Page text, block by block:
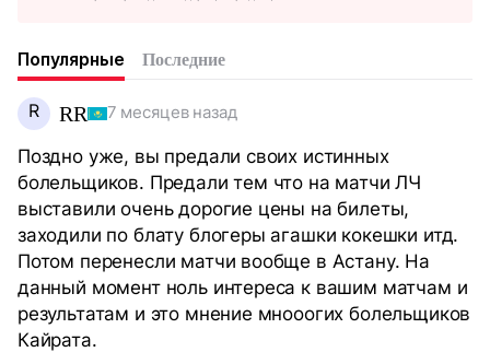
Популярные Последние
R RR 7 месяцев назад
Поздно уже, вы предали своих истинных
болельщиков. Предали тем что на матчи ЛЧ
выставили очень дорогие цены на билеты,
заходили по блату блогеры агашки кокешки итд.
Потом перенесли матчи вообще в Астану. На
данный момент ноль интереса к вашим матчам и
результатам и это мнение мнооогих болельщиков
Кайрата.